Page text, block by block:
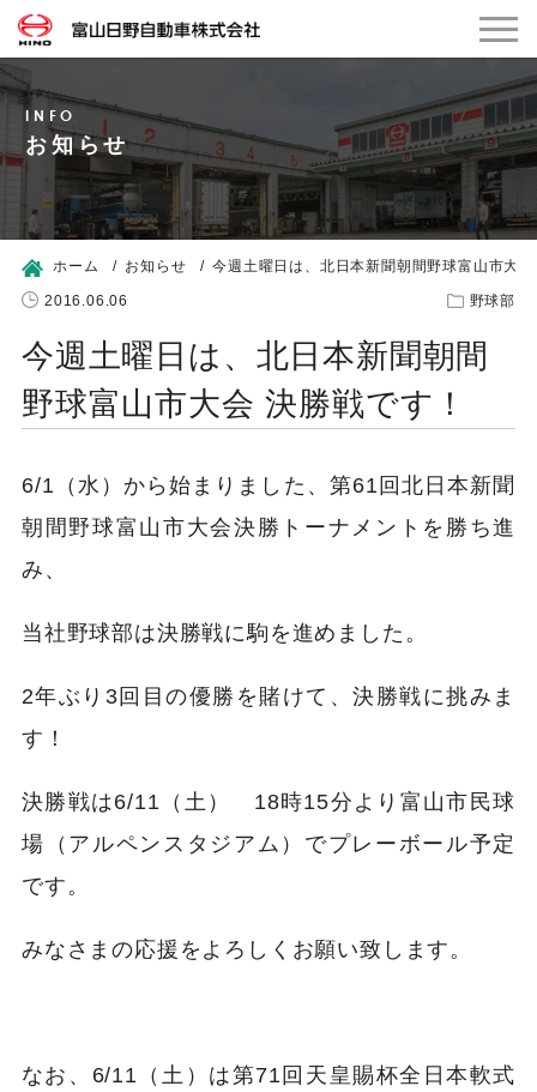
お知らせ
ホーム お知らせ 今週土曜日は、北日本新聞朝間野球富山市大
2016.06.06 野球部
今週土曜日は、北日本新聞朝間
野球富山市大会 決勝戦です！
6/1（水）から始まりました、第61回北日本新聞
朝間野球富山市大会決勝トーナメントを勝ち進
み、
当社野球部は決勝戦に駒を進めました。
2年ぶり3回目の優勝を賭けて、決勝戦に挑みま
す！
決勝戦は6/11（土） 18時15分より富山市民球
場（アルペンスタジアム）でプレーボール予定
です。
みなさまの応援をよろしくお願い致します。
なお、6/11（土）は第71回天皇賜杯全日本軟式